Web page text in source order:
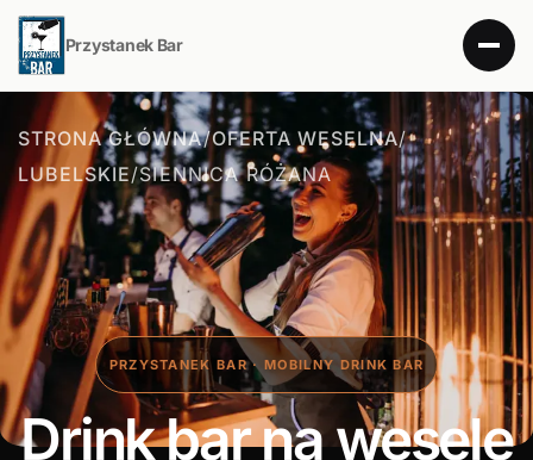
Przystanek Bar
STRONA GŁÓWNA/OFERTA WESELNA/
LUBELSKIE/SIENNICA RÓŻANA
PRZYSTANEK BAR · MOBILNY DRINK BAR
Drink bar na wesele